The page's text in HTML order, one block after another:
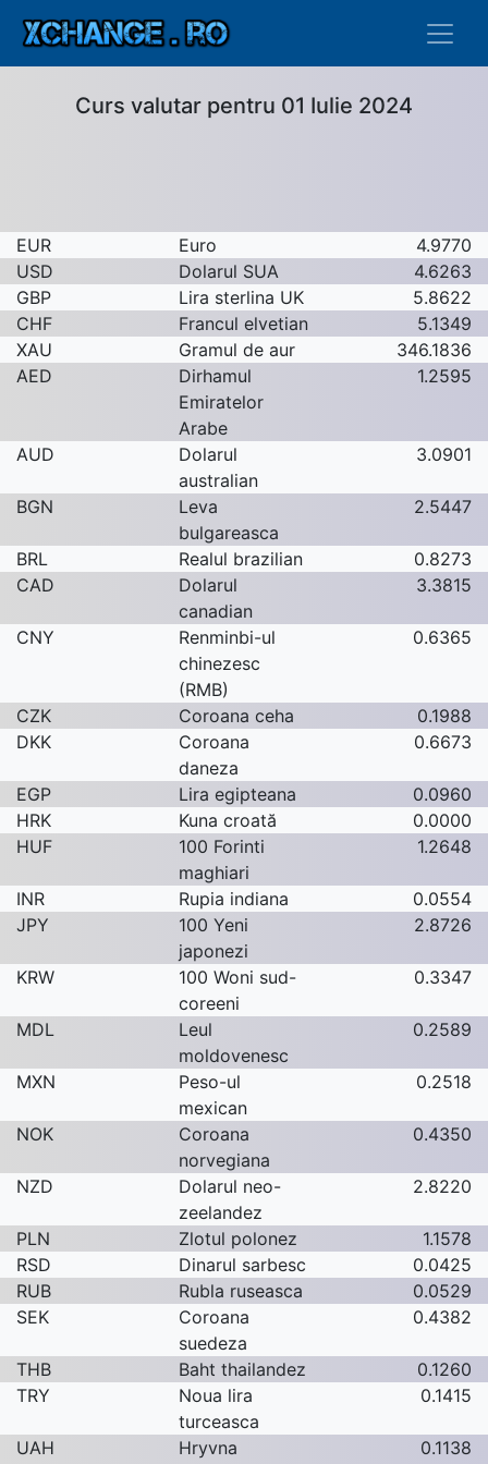
Curs valutar pentru 01 Iulie 2024
EUR Euro
4.9770
USD
Dolarul SUA
4.6263
GBP
Lira sterlina UK
5.8622
CHF
Francul elvetian
5.1349
XAU
Gramul de aur
346.1836
AED
Dirhamul
Emiratelor
Arabe
1.2595
AUD
Dolarul
australian
3.0901
BGN
Leva
bulgareasca
2.5447
BRL Realul brazilian
0.8273
CAD
Dolarul
canadian
3.3815
CNY
Renminbi-ul
chinezesc
(RMB)
0.6365
CZK Coroana ceha
0.1988
DKK
Coroana
daneza
0.6673
EGP Lira egipteana
0.0960
HRK
Kuna croată
0.0000
HUF
100 Forinti
maghiari
1.2648
INR Rupia indiana
0.0554
JPY
100 Yeni
japonezi
2.8726
KRW
100 Woni sud-
coreeni
0.3347
MDL
Leul
moldovenesc
0.2589
MXN
Peso-ul
mexican
0.2518
NOK
Coroana
norvegiana
0.4350
NZD
Dolarul neo-
zeelandez
2.8220
PLN Zlotul polonez
1.1578
RSD
Dinarul sarbesc
0.0425
RUB
Rubla ruseasca
0.0529
SEK
Coroana
suedeza
0.4382
THB Baht thailandez
0.1260
TRY
Noua lira
turceasca
0.1415
UAH
Hryvna
0.1138